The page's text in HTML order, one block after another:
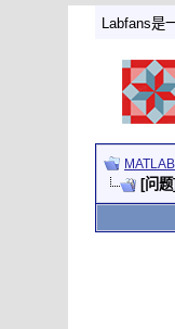
Labfans是
[问